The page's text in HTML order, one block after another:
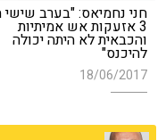
חני נחמיאס: "בערב שישי
3 אזעקות אש אמיתיות
והכבאית לא היתה יכולה
להיכנס"
18/06/2017